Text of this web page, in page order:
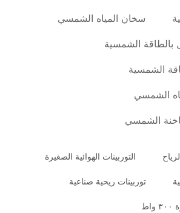
سخان المياه الشمسي
الشمسية
الشمسية
الشمسي
الشمسي
التوربينات الهوائية الصغيرة
توربينات ريحية صناعية